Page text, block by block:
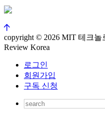
copyright © 2026 MIT 테크놀
Review Korea
로그인
회원가입
구독 신청